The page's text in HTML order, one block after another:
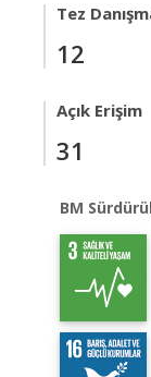
Tez
12
Açık Erişim
31
BM